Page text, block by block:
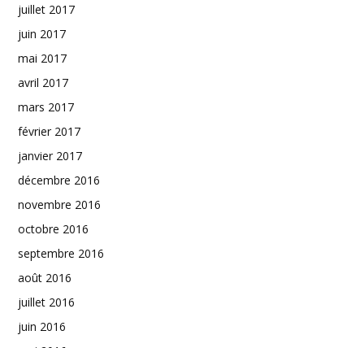
juillet 2017
juin 2017
mai 2017
avril 2017
mars 2017
février 2017
janvier 2017
décembre 2016
novembre 2016
octobre 2016
septembre 2016
août 2016
juillet 2016
juin 2016